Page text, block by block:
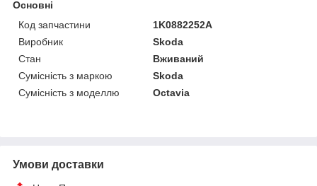
Основні
Код запчастини
1K0882252A
Виробник
Skoda
Стан
Вживаний
Сумісність з маркою
Skoda
Сумісність з моделлю
Octavia
Умови доставки